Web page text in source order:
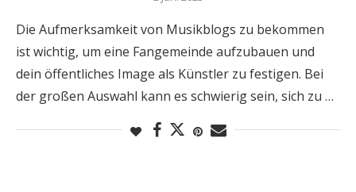
Die Aufmerksamkeit von Musikblogs zu bekommen
ist wichtig, um eine Fangemeinde aufzubauen und
dein öffentliches Image als Künstler zu festigen. Bei
der großen Auswahl kann es schwierig sein, sich zu …